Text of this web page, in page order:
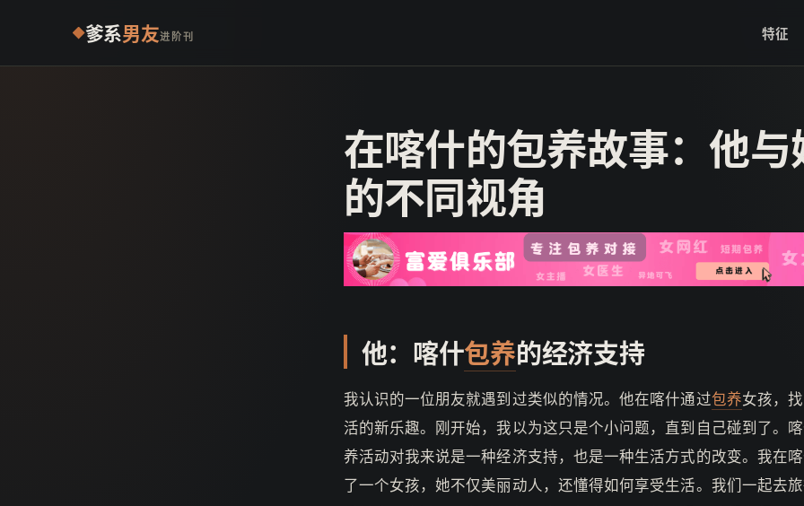
爹系男友进阶刊 特征
在喀什的包养故事：他与
的不同视角
他：喀什包养的经济支持
我认识的一位朋友就遇到过类似的情况。他在喀什通过包养女孩，
活的新乐趣。刚开始，我以为这只是个小问题，直到自己碰到了。
养活动对我来说是一种经济支持，也是一种生活方式的改变。我在
了一个女孩，她不仅美丽动人，还懂得如何享受生活。我们一起去